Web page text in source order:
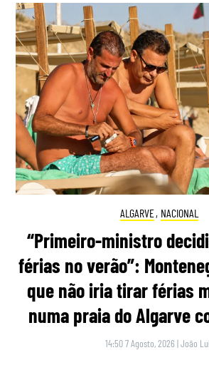
ALGARVE, NACIONAL
“Primeiro-ministro
férias no verão”:
que não iria tirar férias
numa praia do Algarve
14:50 7 Agosto, 2026 |João